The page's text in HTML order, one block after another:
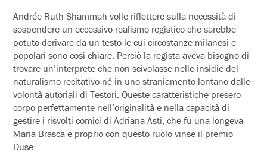
Andrée Ruth Shammah volle riflettere sulla necessità di
sospendere un eccessivo realismo registico che sarebbe
potuto derivare da un testo le cui circostanze milanesi e
popolari sono così chiare. Perciò la regista aveva bisogno di
trovare un’interprete che non scivolasse nelle insidie del
naturalismo recitativo né in uno straniamento lontano dalle
volontà autoriali di Testori. Queste caratteristiche presero
corpo perfettamente nell’originalità e nella capacità di
gestire i risvolti comici di Adriana Asti, che fu una longeva
Maria Brasca e proprio con questo ruolo vinse il premio
Duse.